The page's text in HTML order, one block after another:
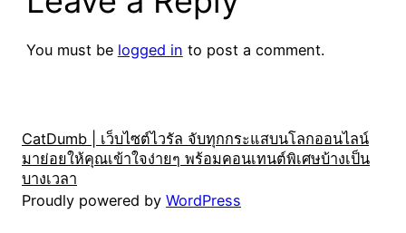
You must be logged in to post a comment.
CatDumb | เว็บไซต์ไวรัล จับทุกกระแสบนโลกออนไลน์
มาย่อยให้คุณเข้าใจง่ายๆ พร้อมคอนเทนต์พิเศษบ้างเป็น
บางเวลา
Proudly powered by WordPress